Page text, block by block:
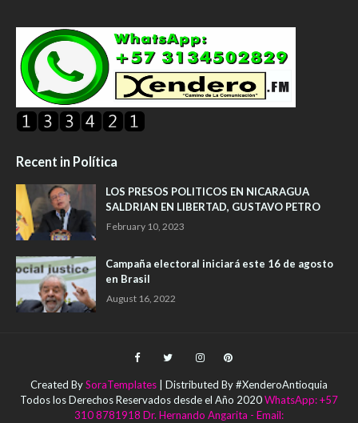
Recent in Política
LOS PRESOS POLITICOS EN NICARAGUA
SALDRIAN EN LIBERTAD, GUSTAVO PETRO
February 10, 2023
Campaña electoral iniciará este 16 de agosto
en Brasil
August 16, 2022
Created BySoraTemplates | Distributed By #XenderoAntioquia
Todos los Derechos Reservados desde el Año 2020WhatsApp: +57
310 8781918 Dr. Hernando Angarita - Email: